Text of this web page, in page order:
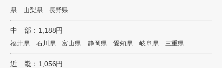
県 山梨県 長野県
中 部：1,188円
福井県 石川県 富山県 静岡県 愛知県 岐阜県 三重県
近 畿：1,056円